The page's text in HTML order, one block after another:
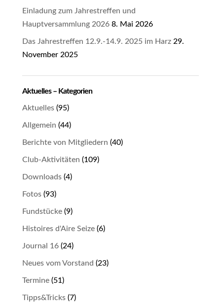
Einladung zum Jahrestreffen und
Hauptversammlung 2026 8. Mai 2026
Das Jahrestreffen 12.9.-14.9. 2025 im Harz 29.
November 2025
Aktuelles – Kategorien
Aktuelles(95)
Allgemein (44)
Berichte von Mitgliedern (40)
Club-Aktivitäten (109)
Downloads(4)
Fotos(93)
Fundstücke(9)
Histoires d'Aire Seize(6)
Journal 16(24)
Neues vom Vorstand (23)
Termine(51)
Tipps&Tricks(7)